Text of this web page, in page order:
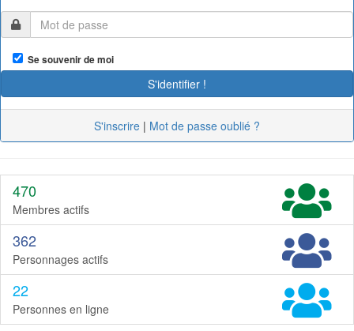
Se souvenir de moi
S'inscrire | Mot de passe oublié ?
470
Membres actifs
362
Personnages actifs
22
Personnes en ligne